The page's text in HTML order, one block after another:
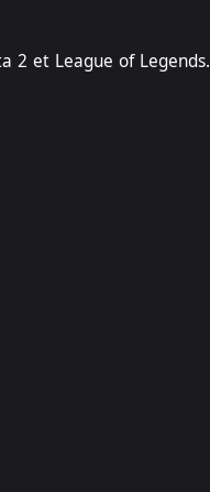
2 et League of Legends.